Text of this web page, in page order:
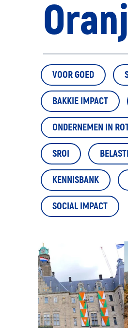
VOOR GOED
BAKKIE IMPACT
ONDERNEMEN IN
SROI
KENNISBANK
SOCIAL IMPACT